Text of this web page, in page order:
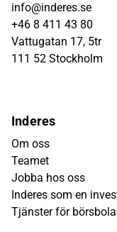
info@inderes.se
+46 8 411 43 80
Vattugatan 17, 5tr
111 52 Stockholm
Inderes
Om oss
Teamet
Jobba hos oss
Inderes som en
Tjänster för